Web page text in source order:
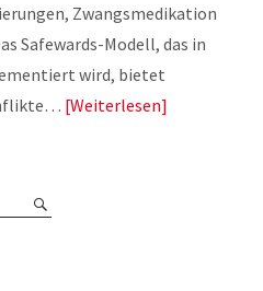
Zwangsmedikation
Safewards-Modell, das in
wird, bietet
Weiterlesen